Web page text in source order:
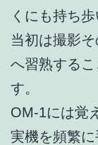
くにも持ち歩
当初は撮影
へ習熟する
す。
OM-1には覚
実機を頻繁